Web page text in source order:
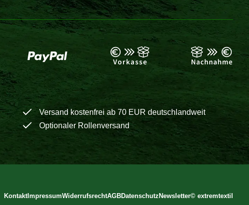
Versand kostenfrei ab 70 EUR deutschlandweit
Optionaler Rollenversand
Kontakt ImpressumWiderrufsrechtAGBDatenschutz Newsletter© extremtextil